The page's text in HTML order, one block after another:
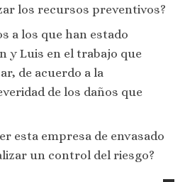
los recursos preventivos?
a los que han estado
y Luis en el trabajo que
de acuerdo a la
de los daños que
esta empresa de envasado
un control del riesgo?